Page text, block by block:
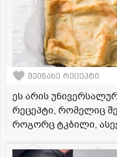
შეინახე რეცეპტი
ეს არის
რეცეპტი, რომელიც
როგორც ტკბილი,